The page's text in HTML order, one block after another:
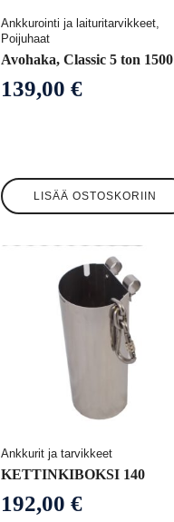
Ankkurointi ja laituritarvikkeet,
Poijuhaat
Avohaka, Classic 5 ton 1500
139,00 €
LISÄÄ OSTOSKORIIN
Ankkurit ja tarvikkeet
KETTINKIBOKSI 140
192,00 €